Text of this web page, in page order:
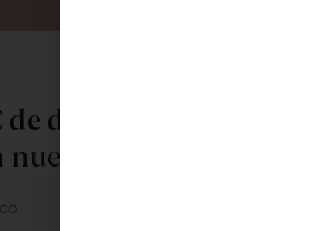
de descuento
newsletter